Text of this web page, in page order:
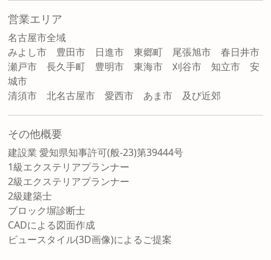
営業エリア
名古屋市全域
みよし市 豊田市 日進市 東郷町 尾張旭市 春日井市
瀬戸市 長久手町 豊明市 東海市 刈谷市 知立市 安
城市
清須市 北名古屋市 愛西市 あま市 及び近郊
その他概要
建設業 愛知県知事許可(般-23)第39444号
1級エクステリアプランナー
2級エクステリアプランナー
2級建築士
ブロック塀診断士
CADによる図面作成
ビュースタイル(3D画像)によるご提案